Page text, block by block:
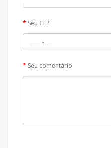
Seu CEP
Seu comentário